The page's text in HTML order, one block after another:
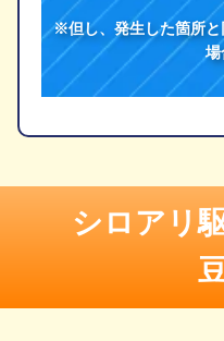
※但し、発生した箇所と
場
シロアリ